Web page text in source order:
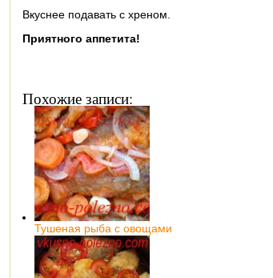
Вкуснее подавать с хреном.
Приятного аппетита!
Похожие записи:
Тушеная рыба с овощами